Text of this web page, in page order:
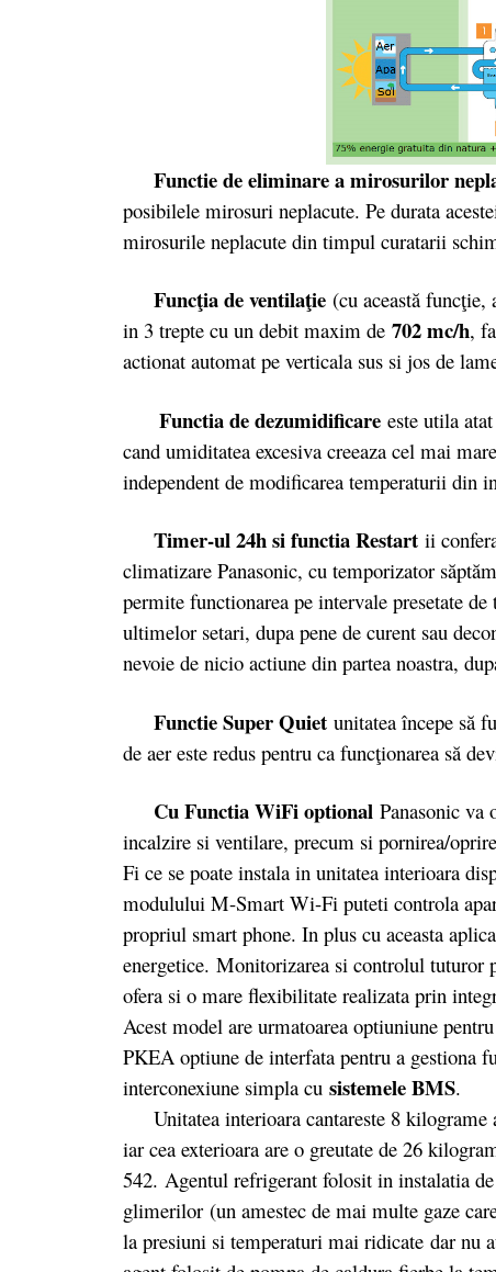
Functie de eliminare a mirosurilor
posibilele mirosuri neplacute. Pe durata
mirosurile neplacute din timpul curatarii
Funcţia de ventilaţie (cu această
in 3 trepte cu un debit maxim de 702 mc/h,
actionat automat pe verticala sus si jos de
Functia de dezumidificare este utila
cand umiditatea excesiva creeaza cel mai
independent de modificarea temperaturii din
Timer-ul 24h si functia Restart ii
climatizare Panasonic, cu temporizator
permite functionarea pe intervale presetate
ultimelor setari, dupa pene de curent sau
nevoie de nicio actiune din partea noastra,
Functie Super Quiet unitatea începe să
de aer este redus pentru ca funcţionarea să
Cu Functia WiFi optional Panasonic va
incalzire si ventilare, precum si pornirea/
Fi ce se poate instala in unitatea interioara
modulului M-Smart Wi-Fi puteti controla
propriul smart phone. In plus cu aceasta
energetice. Monitorizarea si controlul tuturor
ofera si o mare flexibilitate realizata prin
Acest model are urmatoarea optiuniune
PKEA optiune de interfata pentru a gestiona
interconexiune simpla cu sistemele BMS.
Unitatea interioara cantareste 8
iar cea exterioara are o greutate de 26
542. Agentul refrigerant folosit in instalatia
glimerilor (un amestec de mai multe gaze
la presiuni si temperaturi mai ridicate dar nu